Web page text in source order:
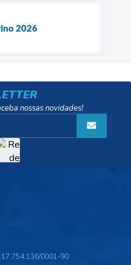
2026
nossas novidades!
17.754.136/0001-90